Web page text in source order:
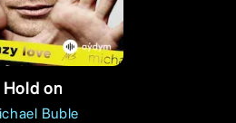
Hold on
Buble